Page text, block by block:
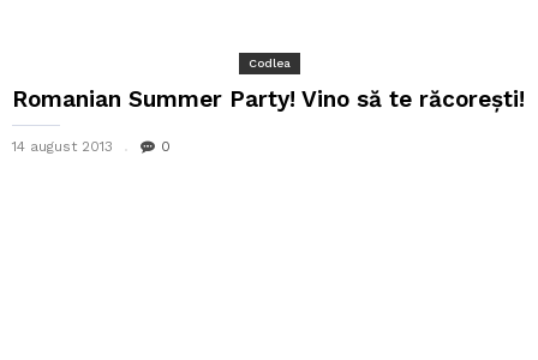
Codlea
Romanian Summer Party! Vino să te răcorești!
14 august 2013 0